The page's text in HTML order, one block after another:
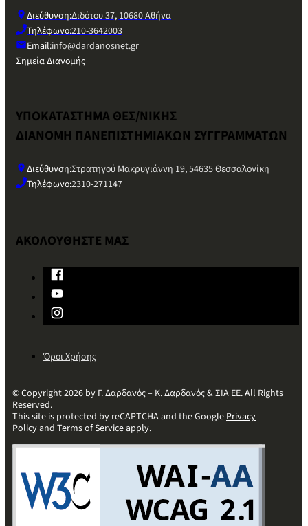
Διεύθυνση:Διδότου 37, 10680 Αθήνα
Τηλέφωνο:210-3642003
Email:info@dardanosnet.gr
Σημεία Διανομής
ΥΠΟΚΑΤΑΣΤΗΜΑ ΘΕΣ/ΝΙΚΗΣ
ΔΙΑΝΟΜΗ ΠΑΝΕΠΙΣΤΗΜΙΑΚΩΝ ΣΥΓΓΡΑΜΜΑΤΩΝ
Διεύθυνση:Στρατηγού Μακρυγιάννη 19, 54635 Θεσσαλονίκη
Τηλέφωνο:2310-271147
ΑΚΟΛΟΥΘΗΣΤΕ ΜΑΣ
Όροι Χρήσης
© Copyright 2026 by Γ. Δαρδανός – Κ. Δαρδανός & ΣΙΑ ΕΕ. All Rights
Reserved.
This site is protected by reCAPTCHA and the GooglePrivacy
Policyand Terms of Serviceapply.